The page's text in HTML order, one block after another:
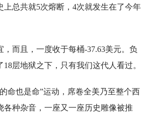
上总共就5次熔断，4次就发生在了今年
而且，一度收于每桶-37.63美元。负
层地狱之下，只有我们这代人看过。
命也是命”运动，席卷全美乃至整个西
各种杂音，一座又一座历史雕像被推